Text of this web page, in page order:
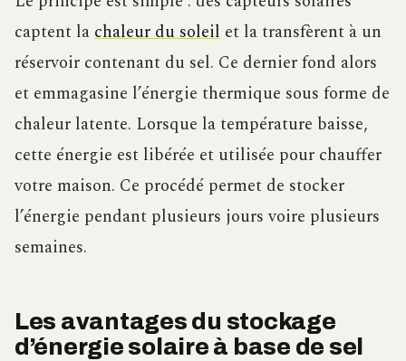
captent lachaleur du soleil et la transfèrent à un
réservoir contenant du sel. Ce dernier fond alors
et emmagasine l’énergie thermique sous forme de
chaleur latente. Lorsque la température baisse,
cette énergie est libérée et utilisée pour chauffer
votre maison. Ce procédé permet de stocker
l’énergie pendant plusieurs jours voire plusieurs
semaines.
Les avantages du stockage
d’énergie solaire à base de sel